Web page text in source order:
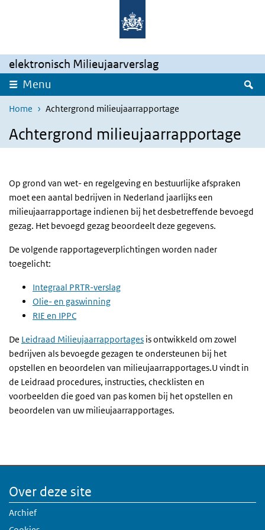
Overslaan en naar de inhoud gaan
elektronisch Milieujaarverslag
Menu
Home Achtergrond milieujaarrapportage
Achtergrond milieujaarrapportage
Op grond van wet- en regelgeving en bestuurlijke afspraken
moet een aantal bedrijven in Nederland jaarlijks een
milieujaarrapportage indienen bij het desbetreffende bevoegd
gezag. Het bevoegd gezag beoordeelt deze gegevens.
De volgende rapportageverplichtingen worden nader
toegelicht:
Integraal PRTR-verslag
Olie- en gaswinning
RIE en IPPC
De Leidraad Milieujaarrapportages is ontwikkeld om zowel
bedrijven als bevoegde gezagen te ondersteunen bij het
opstellen en beoordelen van milieujaarrapportages.U vindt in
de Leidraad procedures, instructies, checklisten en
voorbeelden die goed van pas komen bij het opstellen en
beoordelen van uw milieujaarrapportages.
Over deze site
Archief